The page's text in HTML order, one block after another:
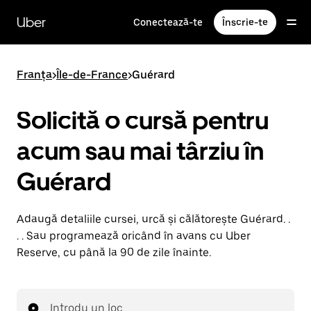
direct
conținutul
principal
Uber Conectează-te Înscrie-te
Franța>Île-de-France>Guérard
Solicită o cursă pentru
acum sau mai târziu în
Guérard
Adaugă detaliile cursei, urcă și călătorește Guérard. .
. . Sau programează oricând în avans cu Uber
Reserve, cu până la 90 de zile înainte.
Introdu un loc